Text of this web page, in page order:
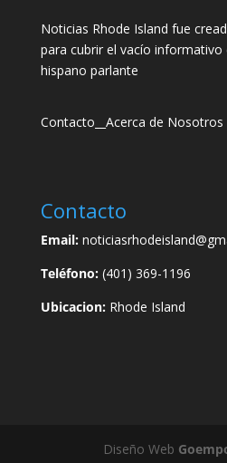
Noticias Rhode Island fue
para cubrir el vacío informativo
hispano parlante
Contacto Acerca de Nosotros
Contacto
Email:
Teléfono:(401) 369-1196
Ubicacion:Rhode Island
Diseño Web